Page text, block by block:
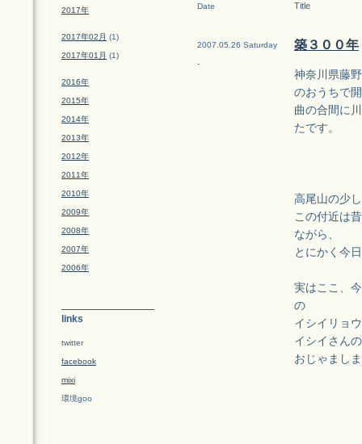
Date Title
2007.05.26 Saturday
-
築３００年
神奈川県藤
のおうちで
曲の合間に
たです。
高尾山の少
この付近は
ながら、
とにかく今
実はここ、
の
イシイリョ
イシイさん
おじゃまし
2017年
2017年02月 (1)
2017年01月 (1)
2016年
2015年
2014年
2013年
2012年
2011年
2010年
2009年
2008年
2007年
2006年
links
twitter
facebook
mixi
環境goo